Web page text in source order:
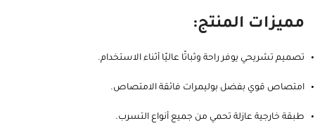
مميزات المنتج:
تصميم تشريحي يوفر راحة وثباتًا عاليًا أثناء الاستخدام.
امتصاص قوي بفضل بوليمرات فائقة الامتصاص.
طبقة خارجية عازلة تحمي من جميع أنواع التسرب.